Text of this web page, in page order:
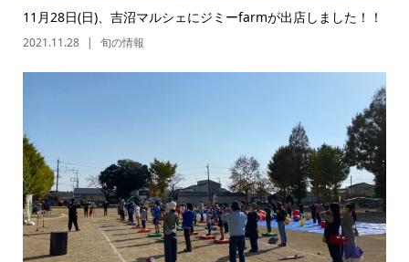
11月28日(日)、吉沼マルシェにジミーfarmが出店しました！！
2021.11.28 旬の情報